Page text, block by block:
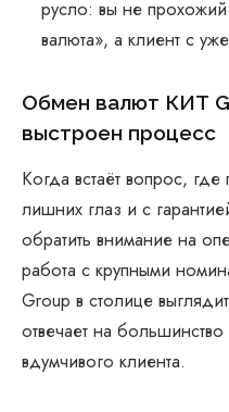
русло: вы не
валюта», а клиент с
Обмен валют КИТ
выстроен процесс
Когда встаёт вопрос,
лишних глаз и с
обратить внимание на
работа с крупными
Group в столице
отвечает на
вдумчивого клиента.